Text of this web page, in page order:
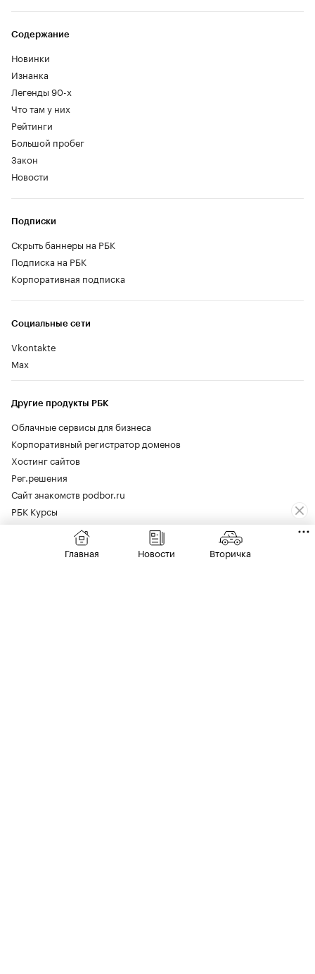
Содержание
Новинки
Изнанка
Легенды 90-х
Что там у них
Рейтинги
Большой пробег
Закон
Новости
Социальные сети
Vkontakte
Max
Другие продукты РБК
Облачные сервисы для бизнеса
Корпоративный регистратор доменов
Хостинг сайтов
Рег.решения
Сайт знакомств podbor.ru
РБК Курсы
Школа управления РБК
Подписки
Скрыть баннеры на РБК
Подписка на РБК
Корпоративная подписка
Главная Новости Вторичка